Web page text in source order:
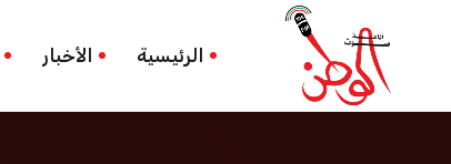
الرئيسية الأخبار
الرئيسيةالمجلس المركزي